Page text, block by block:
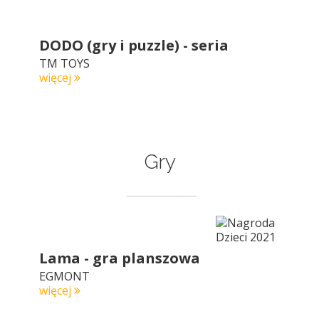
DODO (gry i puzzle) - seria
TM TOYS
więcej
Gry
Lama - gra planszowa
EGMONT
więcej